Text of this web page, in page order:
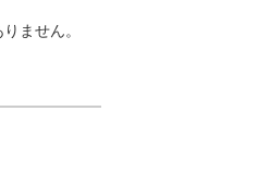
ません。